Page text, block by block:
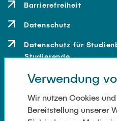
Barrierefreiheit
Datenschutz
Datenschutz für
Studierende
Kontakt
Anfahrt
Presse und Medien
Verwendung
Wir nutzen Cookies und
Bereitstellung unserer